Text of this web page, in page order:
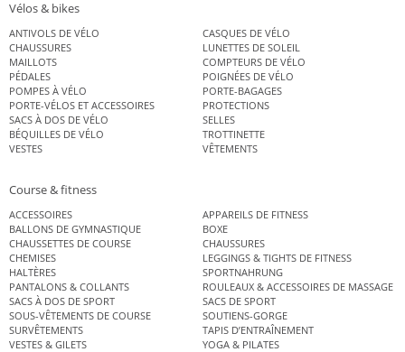
Vélos & bikes
ANTIVOLS DE VÉLO
CASQUES DE VÉLO
CHAUSSURES
LUNETTES DE SOLEIL
MAILLOTS
COMPTEURS DE VÉLO
PÉDALES
POIGNÉES DE VÉLO
POMPES À VÉLO
PORTE-BAGAGES
PORTE-VÉLOS ET ACCESSOIRES
PROTECTIONS
SACS À DOS DE VÉLO
SELLES
BÉQUILLES DE VÉLO
TROTTINETTE
VESTES
VÊTEMENTS
Course & fitness
ACCESSOIRES
APPAREILS DE FITNESS
BALLONS DE GYMNASTIQUE
BOXE
CHAUSSETTES DE COURSE
CHAUSSURES
CHEMISES
LEGGINGS & TIGHTS DE FITNESS
HALTÈRES
SPORTNAHRUNG
PANTALONS & COLLANTS
ROULEAUX & ACCESSOIRES DE MASSAGE
SACS À DOS DE SPORT
SACS DE SPORT
SOUS-VÊTEMENTS DE COURSE
SOUTIENS-GORGE
SURVÊTEMENTS
TAPIS D’ENTRAÎNEMENT
VESTES & GILETS
YOGA & PILATES